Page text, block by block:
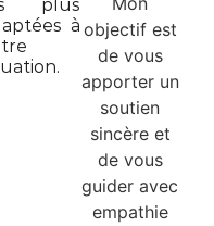
plus
à objectif est
de vous
apporter un
soutien
sincère et
de vous
guider avec
empathie